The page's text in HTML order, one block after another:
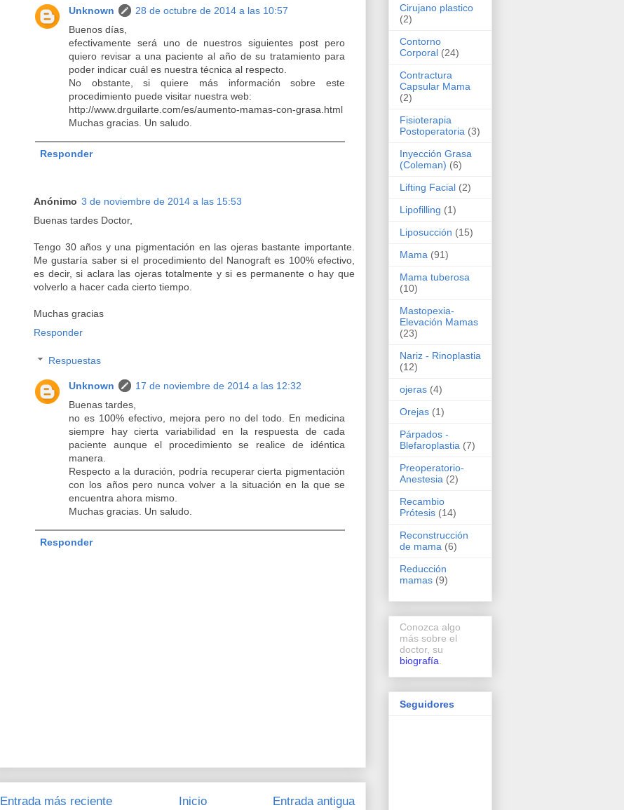
Unknown
28 de octubre de 2014 a las 10:57
Buenos días,
efectivamente será uno de nuestros siguientes post pero
quiero revisar a una paciente al año de su tratamiento para
poder indicar cuál es nuestra técnica al respecto.
No obstante, si quiere más información sobre este
procedimiento puede visitar nuestra web:
http://www.drguilarte.com/es/aumento-mamas-con-grasa.html
Muchas gracias. Un saludo.
Responder
Anónimo 3 de noviembre de 2014 a las 15:53
Buenas tardes Doctor,
Tengo 30 años y una pigmentación en las ojeras bastante importante.
Me gustaría saber si el procedimiento del Nanograft es 100% efectivo,
es decir, si aclara las ojeras totalmente y si es permanente o hay que
volverlo a hacer cada cierto tiempo.
Muchas gracias
Responder
Respuestas
Unknown
17 de noviembre de 2014 a las 12:32
Buenas tardes,
no es 100% efectivo, mejora pero no del todo. En medicina
siempre hay cierta variabilidad en la respuesta de cada
paciente aunque el procedimiento se realice de idéntica
manera.
Respecto a la duración, podría recuperar cierta pigmentación
con los años pero nunca volver a la situación en la que se
encuentra ahora mismo.
Muchas gracias. Un saludo.
Responder
Entrada más reciente Entrada antigua
Inicio
Cirujano plastico
(2)
Contorno
Corporal (24)
Contractura
Capsular Mama
(2)
Fisioterapia
Postoperatoria (3)
Inyección Grasa
(Coleman) (6)
Lifting Facial (2)
Lipofilling (1)
Liposucción (15)
Mama (91)
Mama tuberosa
(10)
Mastopexia-
Elevación Mamas
(23)
Nariz - Rinoplastia
(12)
ojeras (4)
Orejas (1)
Párpados -
Blefaroplastia (7)
Preoperatorio-
Anestesia (2)
Recambio
Prótesis (14)
Reconstrucción
de mama (6)
Reducción
mamas (9)
Conozca algo
más sobre el
doctor, su
biografía
Seguidores